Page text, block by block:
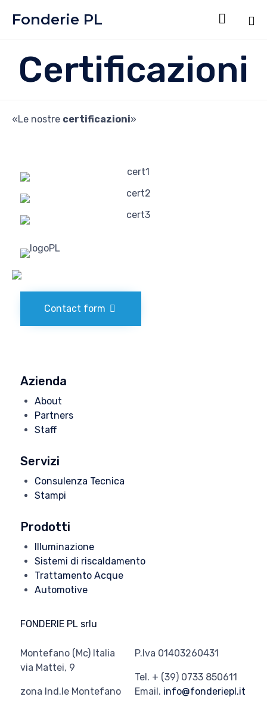
Fonderie PL 
Certificazioni
«Le nostre certificazioni»
Contact form
Azienda
About
Partners
Staff
Servizi
Consulenza Tecnica
Stampi
Prodotti
Illuminazione
Sistemi di riscaldamento
Trattamento Acque
Automotive
FONDERIE PL srlu
Montefano (Mc) Italia
via Mattei, 9
zona Ind.le Montefano
P.Iva 01403260431
Tel. + (39) 0733 850611
Email. info@fonderiepl.it